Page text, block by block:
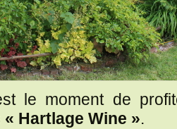
le moment de
Hartlage Wine ».